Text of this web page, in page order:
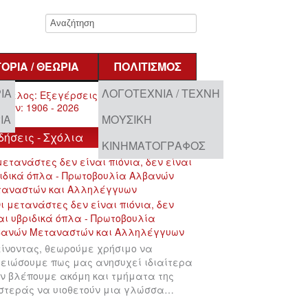
/ ΘΕΩΡΊΑ
ΠΟΛΙΤΙΣΜΌΣ
ΛΟΓΟΤΕΧΝΊΑ / ΤΈΧΝΗ
ΜΟΥΣΙΚΉ
ΚΙΝΗΜΑΤΟΓΡΆΦΟΣ
- Σχόλια
δεν είναι πιόνια, δεν είναι
όπλα - Πρωτοβουλία Αλβανών
και Αλληλέγγυων
θεωρούμε χρήσιμο να
πως μας ανησυχεί ιδιαίτερα
βλέπουμε ακόμη και τμήματα της
να υιοθετούν μια γλώσσα…